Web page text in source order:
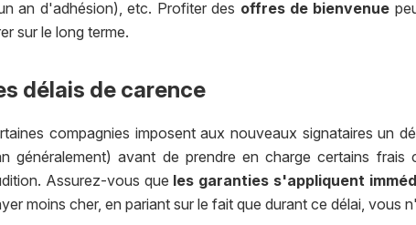
an d'adhésion), etc. Profiter des offres de bienvenue
sur le long terme.
délais de carence
compagnies imposent aux nouveaux signataires un
généralement) avant de prendre en charge certains frais
Assurez-vous que les garanties s'appliquent
moins cher, en pariant sur le fait que durant ce délai, vous